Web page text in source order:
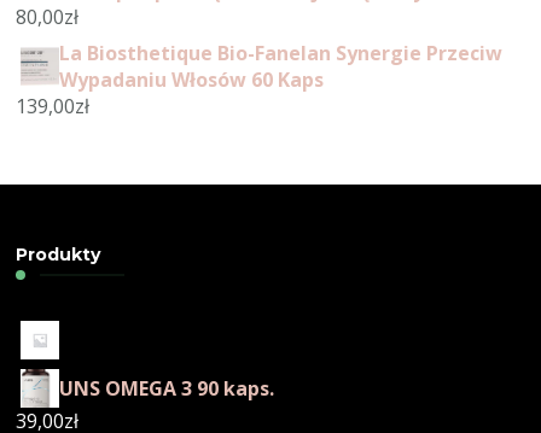
80,00zł
La Biosthetique Bio-Fanelan Synergie Przeciw
Wypadaniu Włosów 60 Kaps
139,00zł
Produkty
UNS OMEGA 3 90 kaps.
39,00zł